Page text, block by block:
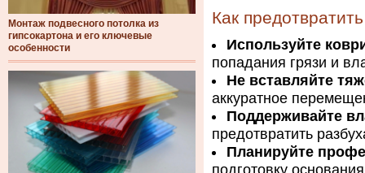
Монтаж подвесного потолка из
гипсокартона и его ключевые
особенности
Как
Используйте
попадания грязи и
Не вставляйте
аккуратное
Поддерживайте
предотвратить
Планируйте
подготовку